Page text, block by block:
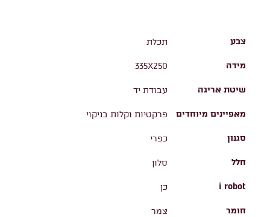
צבע תכלת
מידה 335X250
שיטת אריגה עבודת יד
מאפיינים מיוחדים פרקטיות וקלות בניקוי
סגנון כפרי
חלל סלון
i robot כן
חומר צמר